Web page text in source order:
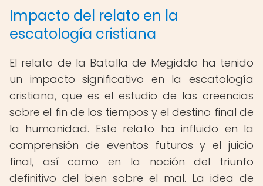
Impacto del relato en la
escatología cristiana
El relato de la Batalla de Megiddo ha tenido
un impacto significativo en la escatología
cristiana, que es el estudio de las creencias
sobre el fin de los tiempos y el destino final de
la humanidad. Este relato ha influido en la
comprensión de eventos futuros y el juicio
final, así como en la noción del triunfo
definitivo del bien sobre el mal. La idea de